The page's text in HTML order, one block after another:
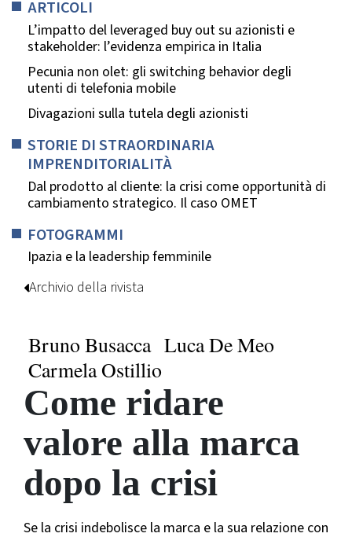
ARTICOLI
L’impatto del leveraged buy out su azionisti e
stakeholder: l’evidenza empirica in Italia
Pecunia non olet: gli switching behavior degli
utenti di telefonia mobile
Divagazioni sulla tutela degli azionisti
STORIE DI STRAORDINARIA
IMPRENDITORIALITÀ
Dal prodotto al cliente: la crisi come opportunità di
cambiamento strategico. Il caso OMET
FOTOGRAMMI
Ipazia e la leadership femminile
Archivio della rivista
Bruno Busacca Luca De Meo
Carmela Ostillio
Come ridare
valore alla marca
dopo la crisi
Se la crisi indebolisce la marca e la sua relazione con